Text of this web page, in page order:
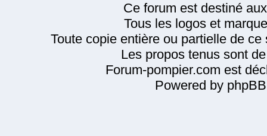
Ce forum est destiné
Tous les logos et
Toute copie entière ou partielle de
Les propos tenus sont
Forum-pompier.com est
Powered by